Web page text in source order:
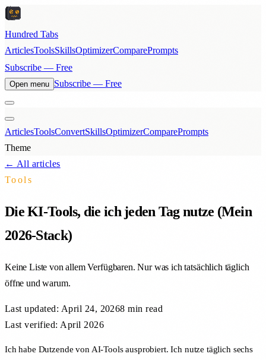
Hundred Tabs
ArticlesToolsSkillsOptimizerComparePrompts
Subscribe — Free
Open menu Subscribe — Free
ArticlesToolsConvertSkillsOptimizerComparePrompts
Theme
← All articles
Tools
Die KI-Tools, die ich jeden Tag nutze (Mein
2026-Stack)
Keine Liste von allem Verfügbaren. Nur was ich tatsächlich täglich
öffne und warum.
Last updated: April 24, 20268 min read
Last verified: April 2026
Ich habe Dutzende von AI-Tools ausprobiert. Ich nutze täglich sechs